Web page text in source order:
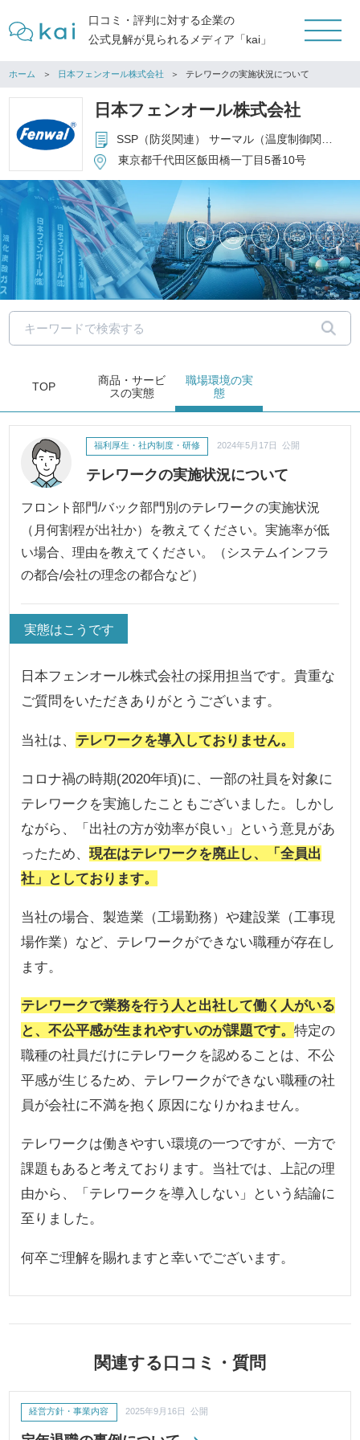
口コミ・評判に対する企業の
公式見解が見られるメディア「kai」
ホーム 日本フェンオール株式会社 テレワークの実施状況について
日本フェンオール株式会社
SSP（防災関連） サーマル（温度制御関連） メディカル（医療関連） PWBA（開発・設計・生産受託関連）
東京都千代田区飯田橋一丁目5番10号
TOP
商品・サービ
スの実態
職場環境の実
態
テレワークの実施状況について
福利厚生・社内制度・研修 2024年5月17日 公開
フロント部門/バック部門別のテレワークの実施状況
（月何割程が出社か）を教えてください。実施率が低
い場合、理由を教えてください。（システムインフラ
の都合/会社の理念の都合など）
実態はこうです
日本フェンオール株式会社の採用担当です。貴重な
ご質問をいただきありがとうございます。
当社は、 テレワークを導入しておりません。
コロナ禍の時期(2020年頃)に、一部の社員を対象に
テレワークを実施したこともございました。しかし
ながら、「出社の方が効率が良い」という意見があ
ったため、現在はテレワークを廃止し、「全員出
社」としております。
当社の場合、製造業（工場勤務）や建設業（工事現
場作業）など、テレワークができない職種が存在し
ます。
テレワークで業務を行う人と出社して働く人がいる
と、不公平感が生まれやすいのが課題です。特定の
職種の社員だけにテレワークを認めることは、不公
平感が生じるため、テレワークができない職種の社
員が会社に不満を抱く原因になりかねません。
テレワークは働きやすい環境の一つですが、一方で
課題もあると考えております。当社では、上記の理
由から、「テレワークを導入しない」という結論に
至りました。
何卒ご理解を賜れますと幸いでございます。
関連する口コミ・質問
経営方針・事業内容 2025年9月16日 公開